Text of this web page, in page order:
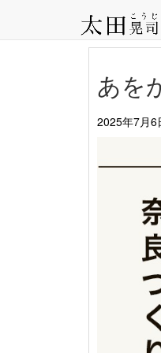
あを
2025年7月6